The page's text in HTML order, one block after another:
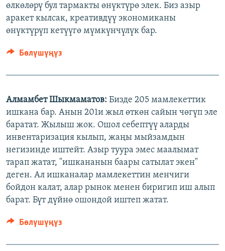
өлкөлөрү бул тармакты өнүктүрө элек. Биз азыр
аракет кылсак, креативдүү экономиканы
өнүктүрүп кетүүгө мүмкүнчүлүк бар.
Бөлүшүңүз
Алмамбет Шыкмаматов: Бизде 205 мамлекеттик
ишкана бар. Анын 201и жыл өткөн сайын чөгүп эле
баратат. Жылыш жок. Ошол себептүү аларды
инвентаризация кылып, жаңы мыйзамдын
негизинде иштейт. Азыр туура эмес маалымат
тарап жатат, "ишкананын баары сатылат экен"
деген. Ал ишканалар мамлекеттин менчиги
бойдон калат, алар рынок менен биригип иш алып
барат. Бүт дүйнө ошондой иштеп жатат.
Бөлүшүңүз